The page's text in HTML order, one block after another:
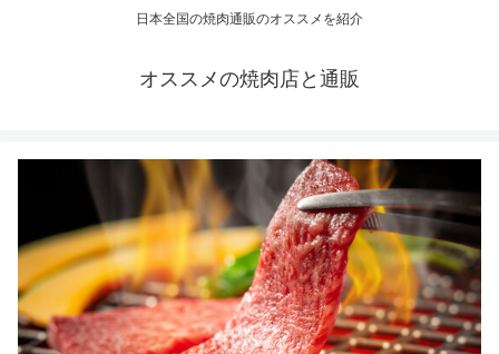
日本全国の焼肉通販のオススメを紹介
オススメの焼肉店と通販